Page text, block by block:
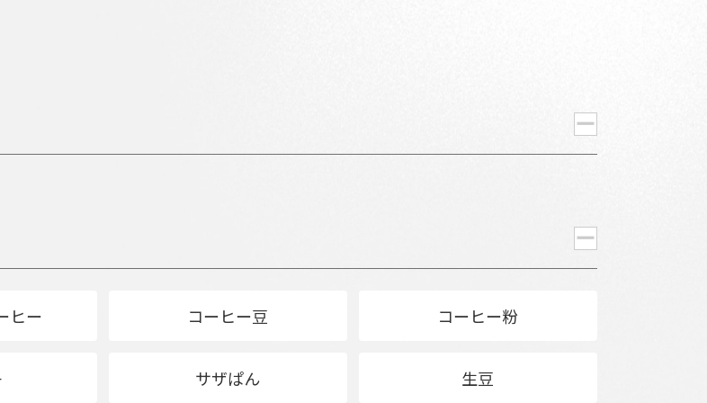
ヒー コーヒー豆 コーヒー粉
サザぱん 生豆